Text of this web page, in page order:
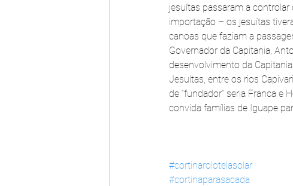
jesuítas passaram a
importação – os jesuítas
canoas que faziam a
Governador da Capitania,
desenvolvimento da
Jesuítas, entre os rios
de “fundador” seria Franca e
convida famílias de Iguape
#cortinarolotelasolar
#cortinaparasacada